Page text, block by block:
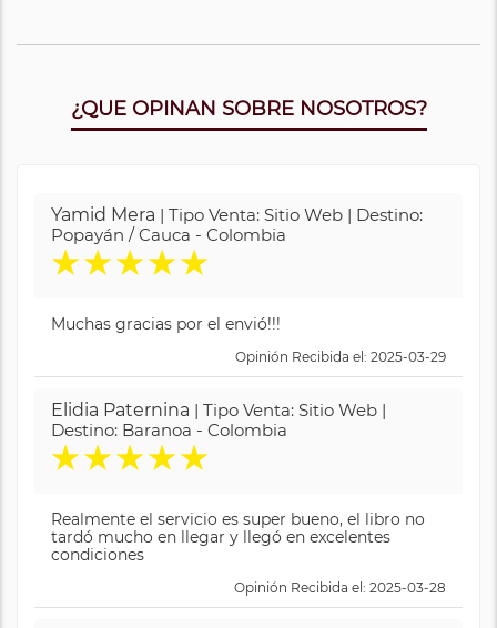
¿QUE OPINAN SOBRE NOSOTROS?
Yamid Mera | Tipo Venta: Sitio Web | Destino:
Popayán / Cauca - Colombia
★★★★★
Muchas gracias por el envió!!!
Opinión Recibida el: 2025-03-29
Elidia Paternina | Tipo Venta: Sitio Web |
Destino: Baranoa - Colombia
★★★★★
Realmente el servicio es super bueno, el libro no
tardó mucho en llegar y llegó en excelentes
condiciones
Opinión Recibida el: 2025-03-28